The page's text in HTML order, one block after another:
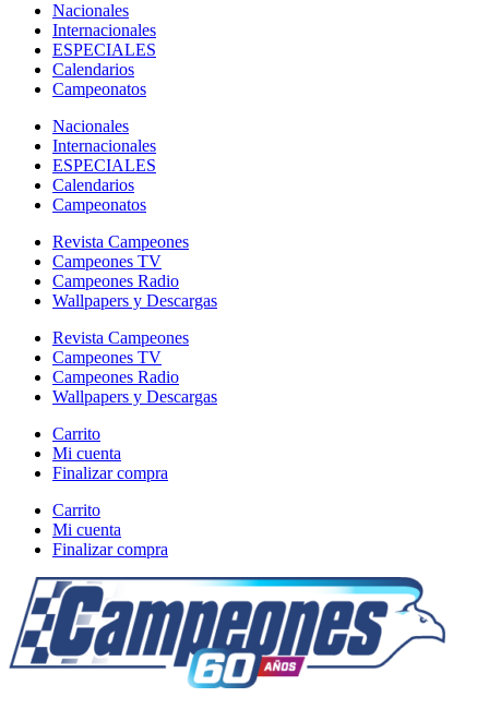
Nacionales
Internacionales
ESPECIALES
Calendarios
Campeonatos
Nacionales
Internacionales
ESPECIALES
Calendarios
Campeonatos
Revista Campeones
Campeones TV
Campeones Radio
Wallpapers y Descargas
Revista Campeones
Campeones TV
Campeones Radio
Wallpapers y Descargas
Carrito
Mi cuenta
Finalizar compra
Carrito
Mi cuenta
Finalizar compra